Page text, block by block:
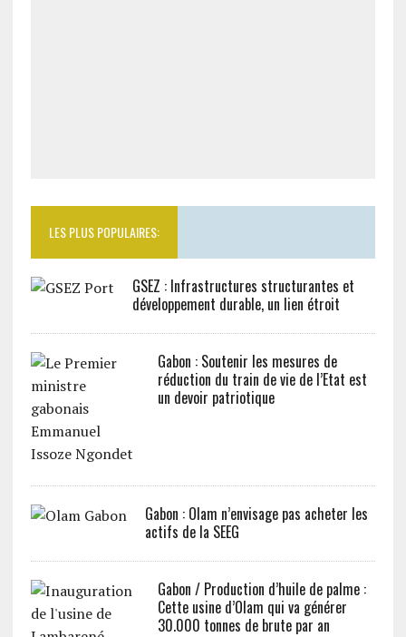
LES PLUS POPULAIRES:
GSEZ : Infrastructures structurantes et
développement durable, un lien étroit
Gabon : Soutenir les mesures de
réduction du train de vie de l’Etat est
un devoir patriotique
Gabon : Olam n’envisage pas acheter les
actifs de la SEEG
Gabon / Production d’huile de palme :
Cette usine d’Olam qui va générer
30.000 tonnes de brute par an